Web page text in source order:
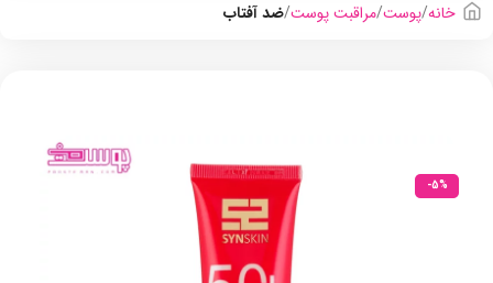
خانه پوست مراقبت پوست ضد آفتاب
-5%